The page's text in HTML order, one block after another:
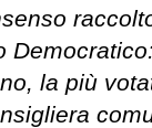
la più